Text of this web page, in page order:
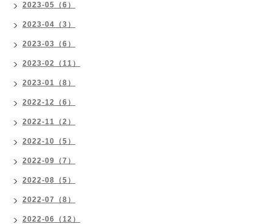
2023-05（6）
2023-04（3）
2023-03（6）
2023-02（11）
2023-01（8）
2022-12（6）
2022-11（2）
2022-10（5）
2022-09（7）
2022-08（5）
2022-07（8）
2022-06（12）